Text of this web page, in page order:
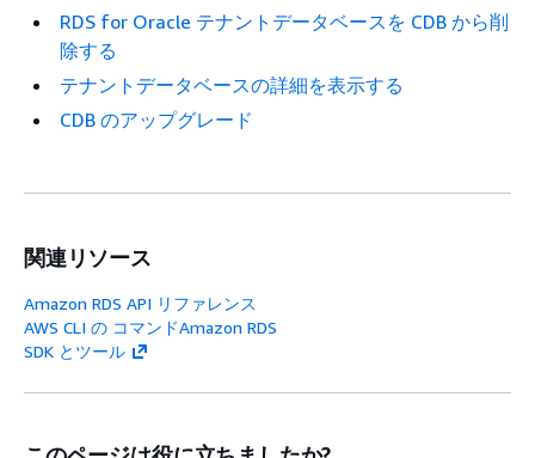
RDS for Oracle テナントデータベースを CDB から削
除する
テナントデータベースの詳細を表示する
CDB のアップグレード
関連リソース
Amazon RDS API リファレンス
AWS CLI の コマンドAmazon RDS
SDK とツール